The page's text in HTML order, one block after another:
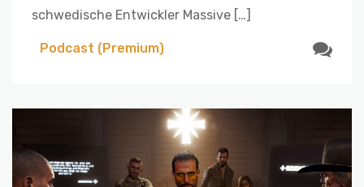
schwedische Entwickler Massive […]
Podcast (Premium)